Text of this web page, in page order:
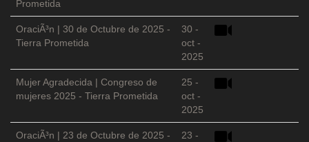
Prometida
OraciÃ³n | 30 de Octubre de 2025 -
Tierra Prometida
30 -
oct -
2025
Mujer Agradecida | Congreso de
mujeres 2025 - Tierra Prometida
25 -
oct -
2025
OraciÃ³n | 23 de Octubre de 2025 -
23 -